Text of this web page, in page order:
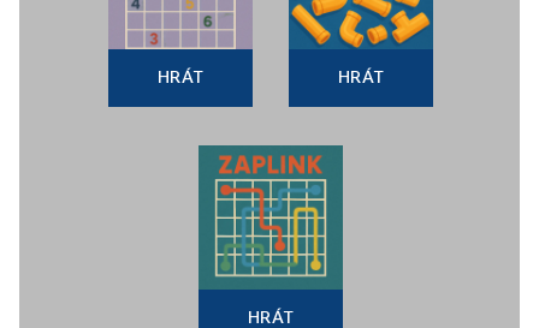
HRÁT HRÁT
HRÁT